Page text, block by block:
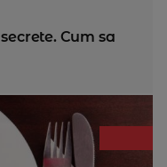
Cum sa